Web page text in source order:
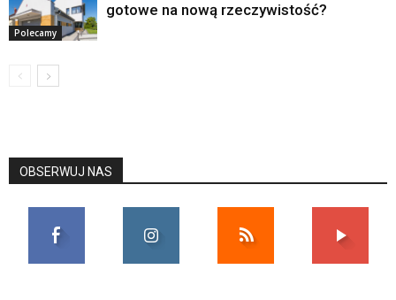
Polecamy
gotowe na nową rzeczywistość?
OBSERWUJ NAS